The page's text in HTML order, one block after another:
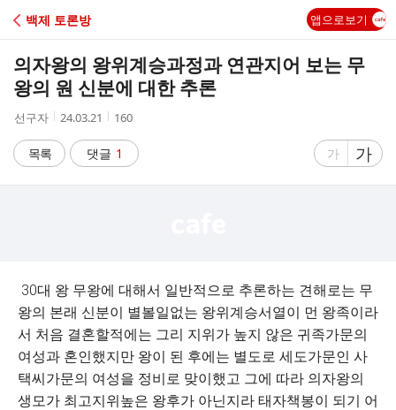
C
백제 토론방 앱으로보기
의자왕의 왕위계승과정과 연관지어 보는 무
왕의 원 신분에 대한 추론
작
자
선구자
작
시
간
24.03.21
조
수
160
목록 댓글 1
글
게
가
글
자
게
가
30대 왕 무왕에 대해서 일반적으로 추론하는 견해로는 무
왕의 본래 신분이 별볼일없는 왕위계승서열이 먼 왕족이라
서 처음 결혼할적에는 그리 지위가 높지 않은 귀족가문의
여성과 혼인했지만 왕이 된 후에는 별도로 세도가문인 사
택씨가문의 여성을 정비로 맞이했고 그에 따라 의자왕의
생모가 최고지위높은 왕후가 아닌지라 태자책봉이 되기 어